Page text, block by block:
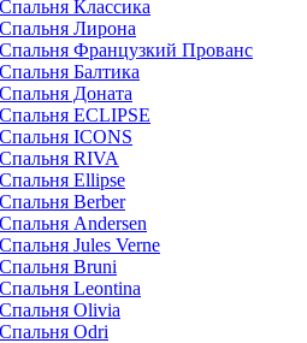
Спальня Классика
Спальня Лирона
Спальня Французкий Прованс
Спальня Балтика
Спальня Доната
Спальня ECLIPSE
Спальня ICONS
Спальня RIVA
Спальня Ellipse
Спальня Berber
Спальня Andersen
Спальня Jules Verne
Спальня Bruni
Спальня Leontina
Спальня Olivia
Спальня Odri